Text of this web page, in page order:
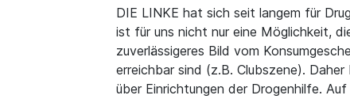
DIE LINKE hat sich seit langem für
ist für uns nicht nur eine Möglichkeit,
zuverlässigeres Bild vom
erreichbar sind (z.B. Clubszene).
über Einrichtungen der Drogenhilfe.